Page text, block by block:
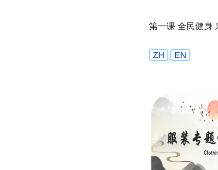
第一课 全民健身
ZH EN